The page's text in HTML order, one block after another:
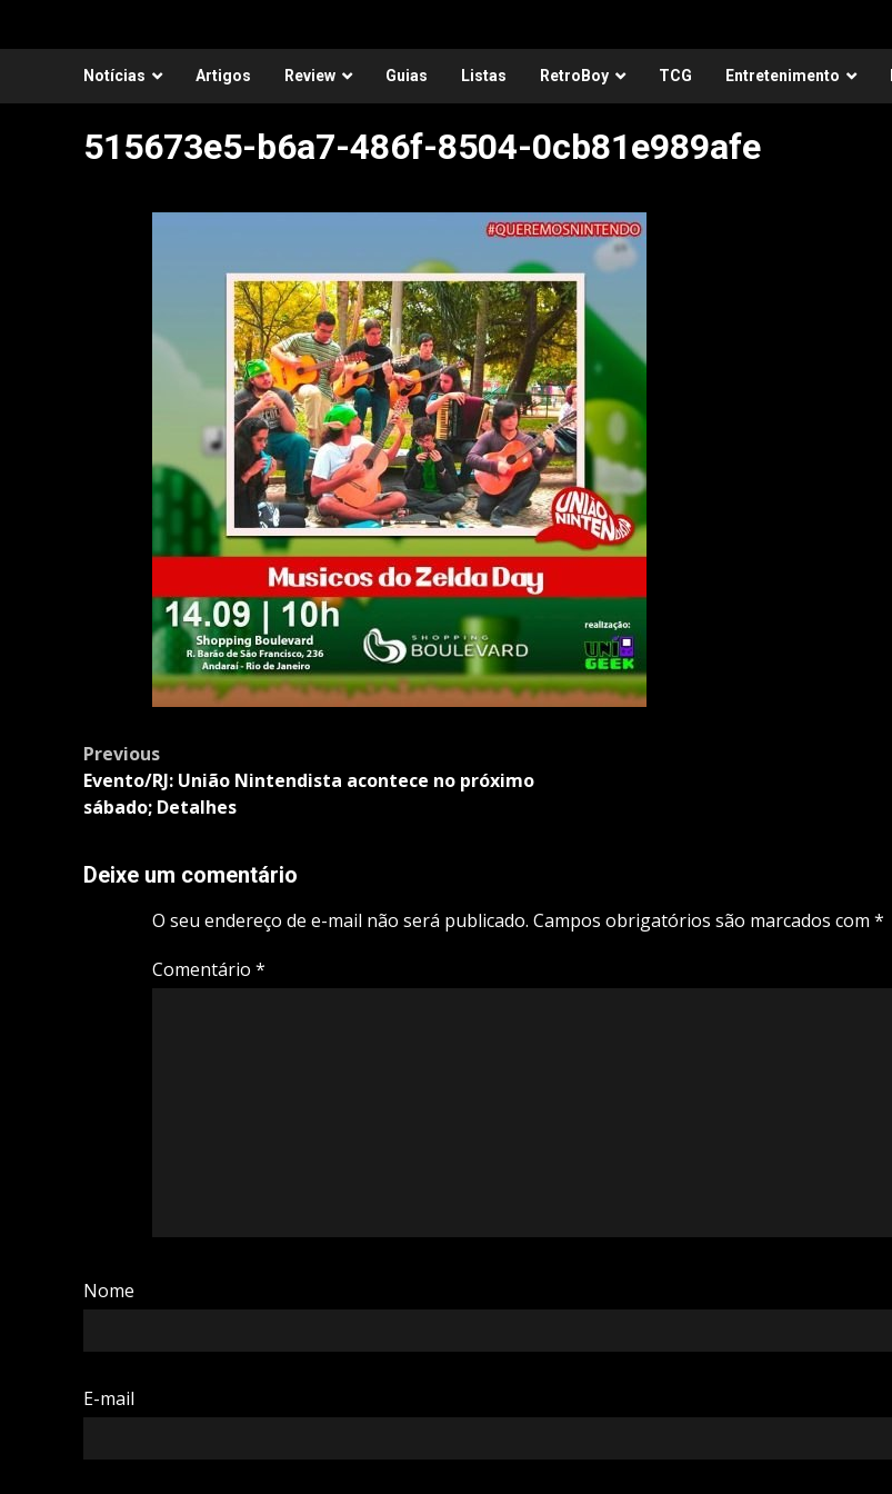
Notícias Artigos Review Guias Listas RetroBoy TCG Entretenimento
515673e5-b6a7-486f-8504-0cb81e989afe
Post
navigation
Previous
Evento/RJ: União Nintendista acontece no próximo
sábado; Detalhes
Deixe um comentário
O seu endereço de e-mail não será publicado. Campos obrigatórios são marcados com *
Comentário *
Nome
E-mail